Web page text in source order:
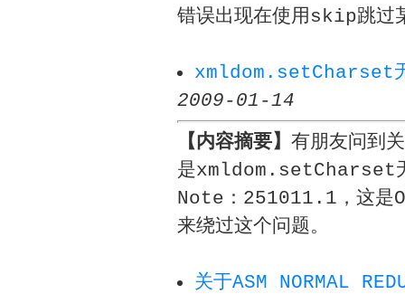
错误出现在使用skip跳过
xmldom.setCharset
2009-01-14
【内容摘要】 有朋友问到
是xmldom.setCharset
Note：251011.1，这是
来绕过这个问题。
关于ASM NORMAL